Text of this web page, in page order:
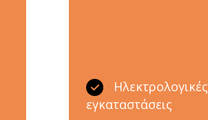
Ηλεκτρολογικές
εγκαταστάσεις